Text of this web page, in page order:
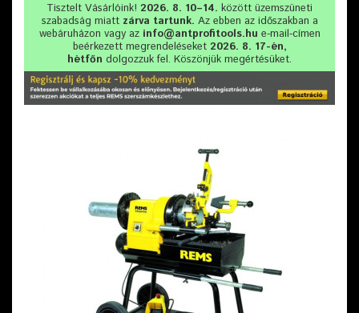
Tisztelt Vásárlóink! 2026. 8. 10–14. között üzemszüneti
szabadság miatt zárva tartunk. Az ebben az időszakban a
webáruházon vagy az info@antprofitools.hu e-mail-címen
beérkezett megrendeléseket 2026. 8. 17-én,
hétfőn dolgozzuk fel. Köszönjük megértésüket.